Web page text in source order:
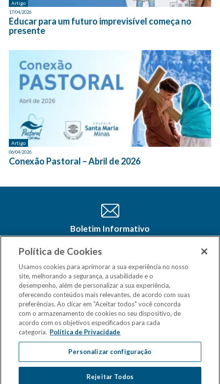
Artigo
17/04/2026
Educar para um futuro imprevisível começa no
presente
Artigo
06/04/2026
Conexão Pastoral – Abril de 2026
Boletim Informativo
Cadastre-se e receba as últimas
atualizações do CSM Minas no seu e-
Política de Cookies
Usamos cookies para aprimorar a sua experiência no nosso
site, melhorando a segurança, a usabilidade e o
desempenho, além de personalizar a sua experiência,
oferecendo conteúdos mais relevantes, de acordo com suas
preferências. Ao clicar em "Aceitar todos" você concorda
com o armazenamento de cookies no seu dispositivo, de
acordo com os objetivos especificados para cada
categoria. Política de Privacidade
Personalizar configuração
Rejeitar Todos